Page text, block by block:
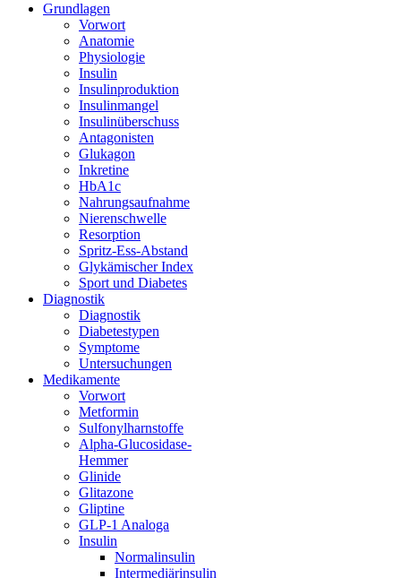
Grundlagen
Vorwort
Anatomie
Physiologie
Insulin
Insulinproduktion
Insulinmangel
Insulinüberschuss
Antagonisten
Glukagon
Inkretine
HbA1c
Nahrungsaufnahme
Nierenschwelle
Resorption
Spritz-Ess-Abstand
Glykämischer Index
Sport und Diabetes
Diagnostik
Diagnostik
Diabetestypen
Symptome
Untersuchungen
Medikamente
Vorwort
Metformin
Sulfonylharnstoffe
Alpha-Glucosidase-
Hemmer
Glinide
Glitazone
Gliptine
GLP-1 Analoga
Insulin
Normalinsulin
Intermediärinsulin